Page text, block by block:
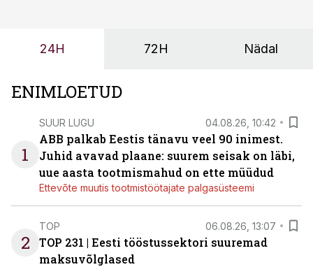
24H 72H Nädal
ENIMLOETUD
1
SUUR LUGU 04.08.26, 10:42
ABB palkab Eestis tänavu veel 90 inimest.
Juhid avavad plaane: suurem seisak on läbi,
uue aasta tootmismahud on ette müüdud
Ettevõte muutis tootmistöötajate palgasüsteemi
2
TOP 06.08.26, 13:07
TOP 231 | Eesti tööstussektori suuremad
maksuvõlglased